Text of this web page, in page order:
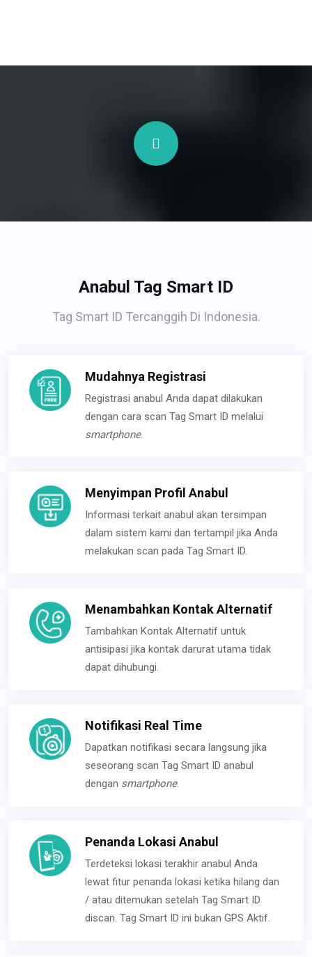
Anabul Tag Smart ID
Tag Smart ID Tercanggih Di Indonesia.
Mudahnya Registrasi
Registrasi anabul Anda dapat dilakukan
dengan cara scan Tag Smart ID melalui
smartphone.
Menyimpan Profil Anabul
Informasi terkait anabul akan tersimpan
dalam sistem kami dan tertampil jika Anda
melakukan scan pada Tag Smart ID.
Menambahkan Kontak Alternatif
Tambahkan Kontak Alternatif untuk
antisipasi jika kontak darurat utama tidak
dapat dihubungi.
Notifikasi Real Time
Dapatkan notifikasi secara langsung jika
seseorang scan Tag Smart ID anabul
dengan smartphone.
Penanda Lokasi Anabul
Terdeteksi lokasi terakhir anabul Anda
lewat fitur penanda lokasi ketika hilang dan
/ atau ditemukan setelah Tag Smart ID
discan. Tag Smart ID ini bukan GPS Aktif.